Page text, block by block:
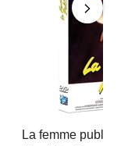
La femme